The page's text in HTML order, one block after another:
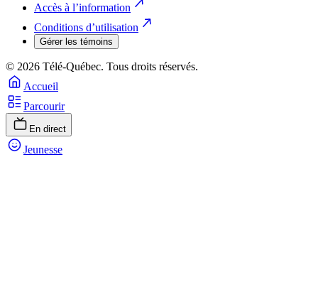
Accès à l’information
Conditions d’utilisation
Gérer les témoins
© 2026 Télé-Québec. Tous droits réservés.
Accueil
Parcourir
En direct
Jeunesse